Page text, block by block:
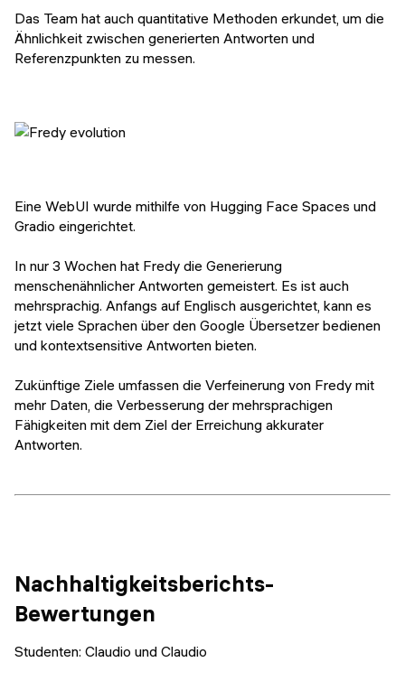
Das Team hat auch quantitative Methoden erkundet, um die
Ähnlichkeit zwischen generierten Antworten und
Referenzpunkten zu messen.
Eine WebUI wurde mithilfe von Hugging Face Spaces und
Gradio eingerichtet.
In nur 3 Wochen hat Fredy die Generierung
menschenähnlicher Antworten gemeistert. Es ist auch
mehrsprachig. Anfangs auf Englisch ausgerichtet, kann es
jetzt viele Sprachen über den Google Übersetzer bedienen
und kontextsensitive Antworten bieten.
Zukünftige Ziele umfassen die Verfeinerung von Fredy mit
mehr Daten, die Verbesserung der mehrsprachigen
Fähigkeiten mit dem Ziel der Erreichung akkurater
Antworten.
Nachhaltigkeitsberichts-
Bewertungen
Studenten: Claudio und Claudio